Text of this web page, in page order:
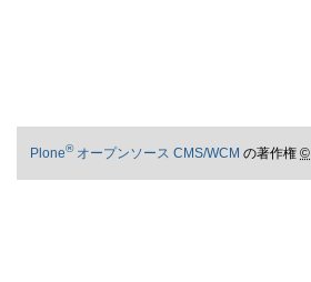
Plone®オープンソース CMS/WCM の著作権©